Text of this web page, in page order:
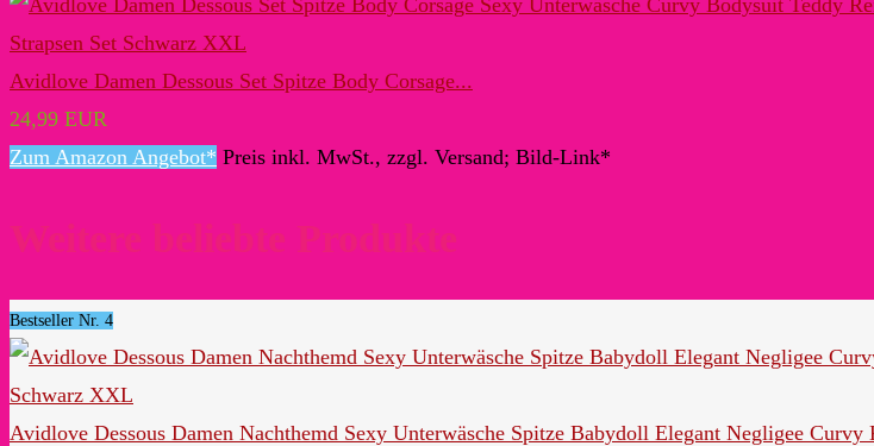
Avidlove Damen Dessous Set Spitze Body Corsage...
24,99 EUR
Zum Amazon Angebot* Preis inkl. MwSt., zzgl. Versand; Bild-Link*
Weitere beliebte Produkte
Bestseller Nr. 4
Avidlove Dessous Damen Nachthemd Sexy Unterwäsche Spitze Babydoll Elegant Negligee